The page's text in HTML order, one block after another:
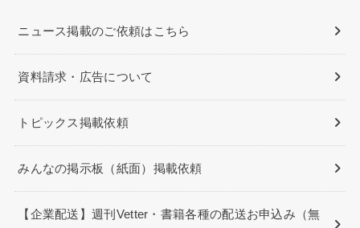
ニュース掲載のご依頼はこちら
資料請求・広告について
トピックス掲載依頼
みんなの掲示板（紙面）掲載依頼
【企業配送】週刊Vetter・書籍各種の配送お申込み（無